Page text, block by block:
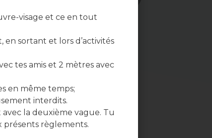
visage et ce en tout
en sortant et lors d’activités
tes amis et 2 mètres avec
en même temps;
interdits.
la deuxième vague. Tu
présents règlements.